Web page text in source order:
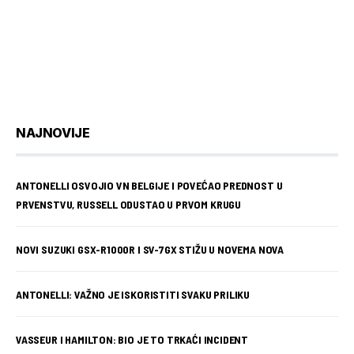
NAJNOVIJE
ANTONELLI OSVOJIO VN BELGIJE I POVEĆAO PREDNOST U
PRVENSTVU, RUSSELL ODUSTAO U PRVOM KRUGU
NOVI SUZUKI GSX-R1000R I SV-7GX STIŽU U NOVEMA NOVA
ANTONELLI: VAŽNO JE ISKORISTITI SVAKU PRILIKU
VASSEUR I HAMILTON: BIO JE TO TRKAĆI INCIDENT